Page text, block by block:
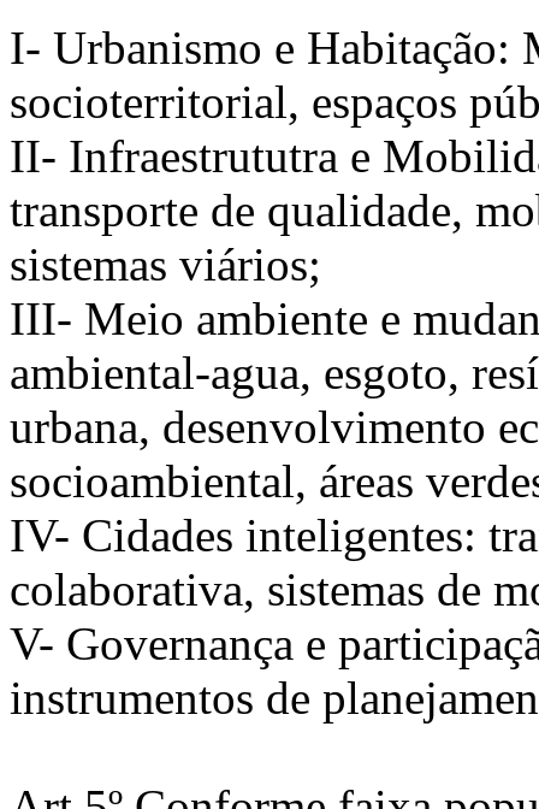
I- Urbanismo e Habitação:
socioterritorial, espaços
II- Infraestrututra e
transporte de qualidade,
sistemas viários;
III- Meio ambiente e
ambiental-agua, esgoto,
urbana, desenvolvimento
socioambiental, áreas
IV- Cidades inteligentes:
colaborativa, sistemas de
V- Governança e
instrumentos de